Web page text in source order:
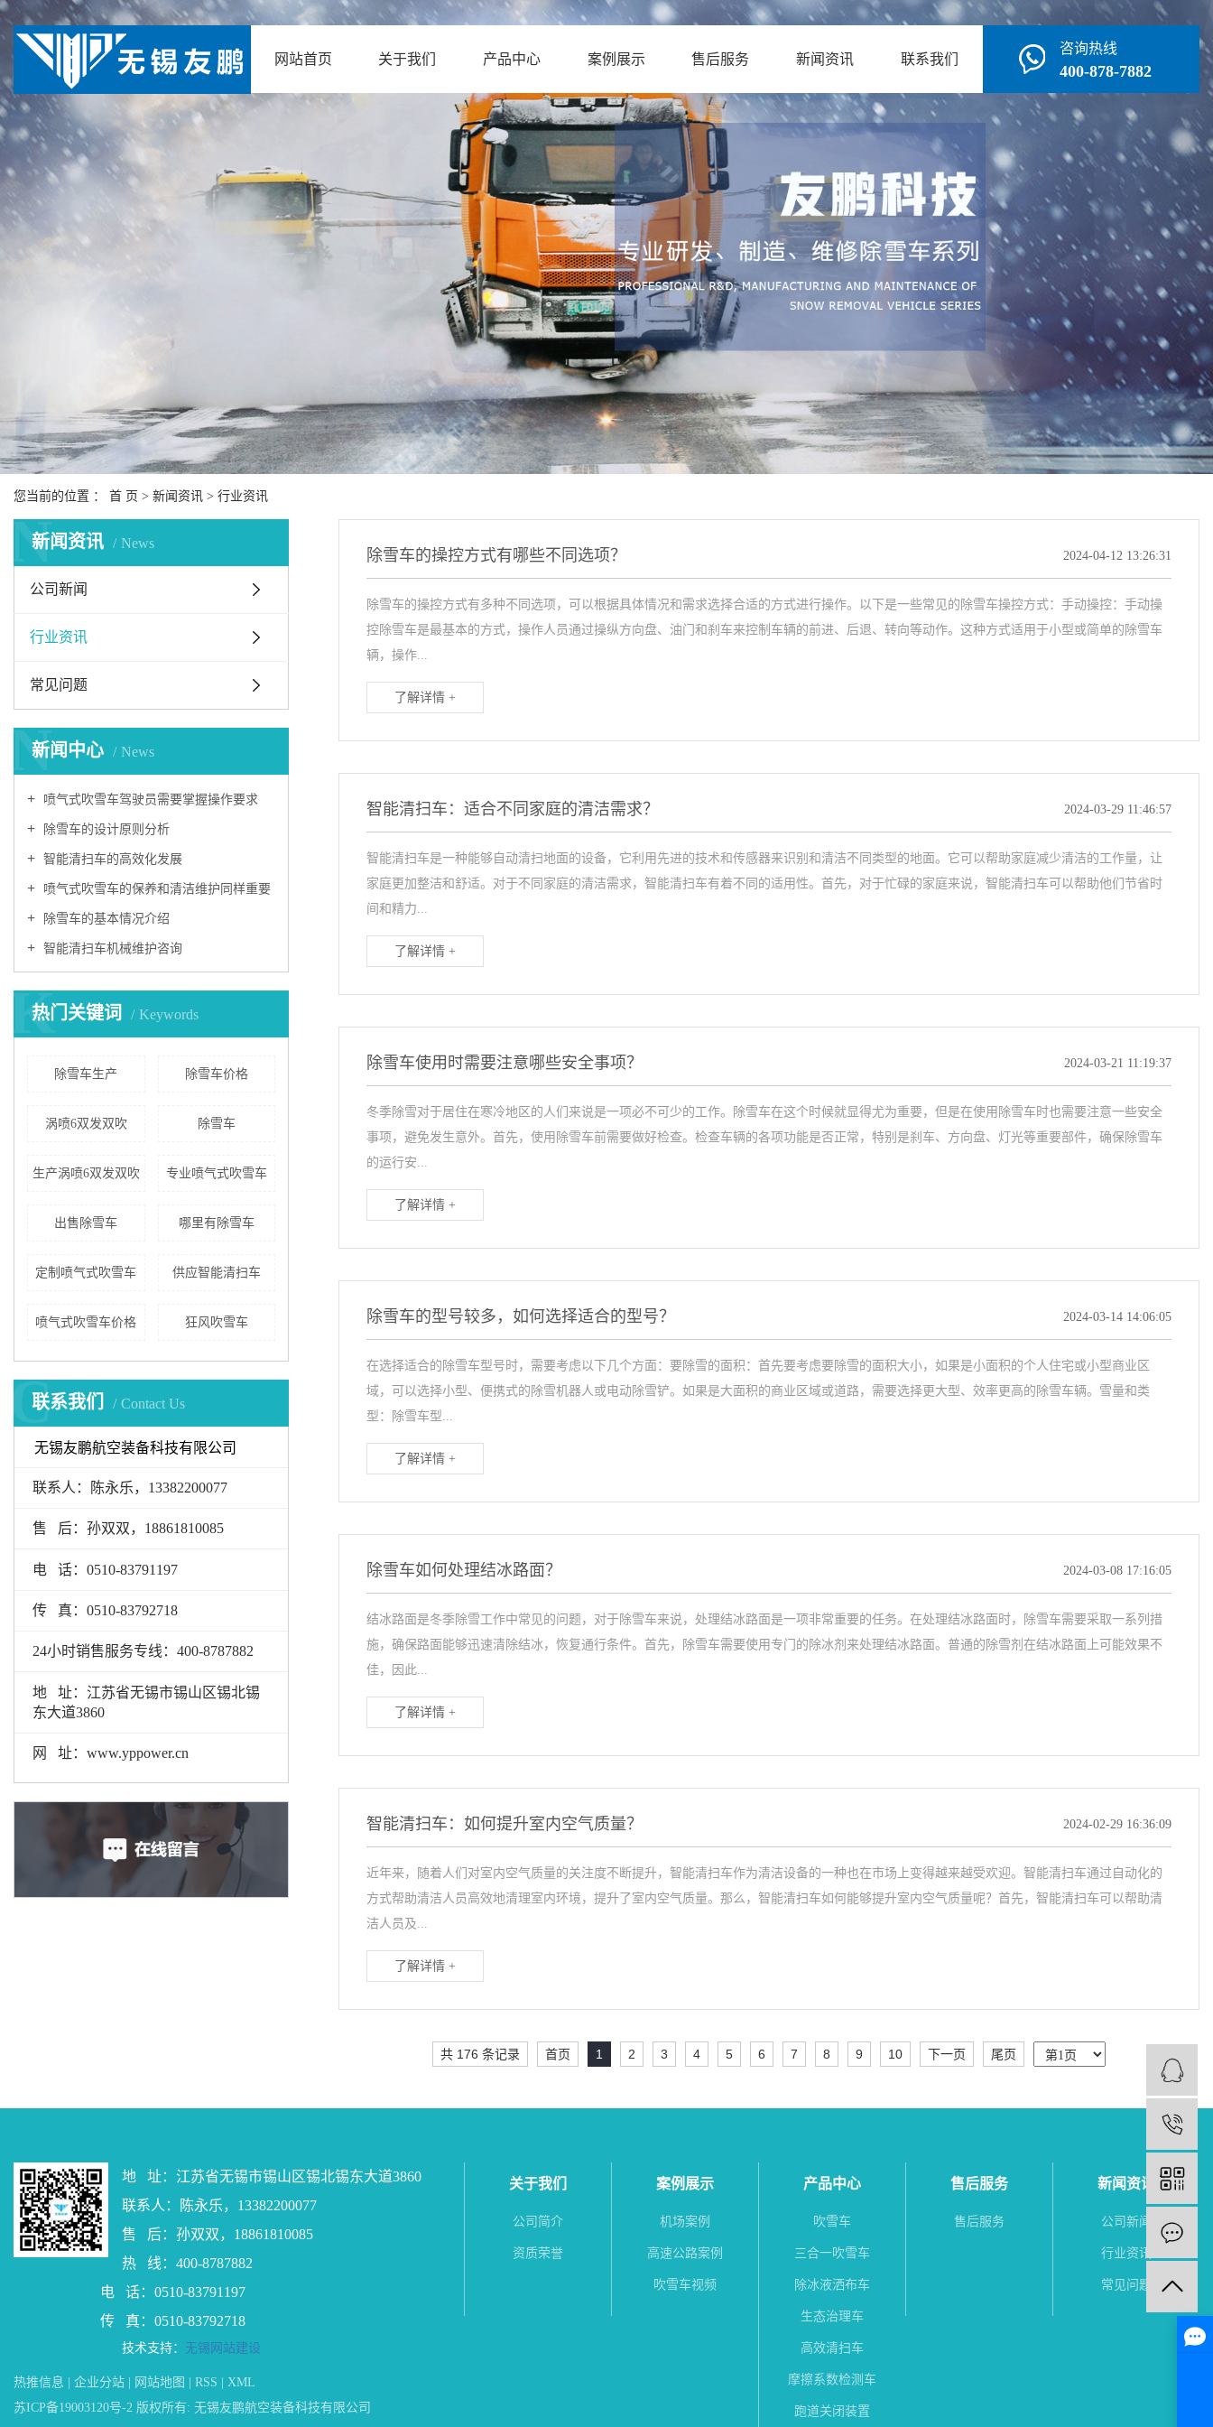
网站首页 关于我们 产品中心 案例展示 售后服务 新闻资讯 联系我们
咨询热线
400-878-7882
您当前的位置 ： 首 页 > 新闻资讯 > 行业资讯
新闻资讯 News
N
公司新闻
行业资讯
常见问题
新闻中心 News
N
喷气式吹雪车驾驶员需要掌握操作要求
除雪车的设计原则分析
智能清扫车的高效化发展
喷气式吹雪车的保养和清洁维护同样重要
除雪车的基本情况介绍
智能清扫车机械维护咨询
热门关键词 Keywords
K
除雪车生产 除雪车价格
涡喷6双发双吹 除雪车
生产涡喷6双发双吹 专业喷气式吹雪车
出售除雪车 哪里有除雪车
定制喷气式吹雪车 供应智能清扫车
喷气式吹雪车价格 狂风吹雪车
联系我们 Contact Us
C
无锡友鹏航空装备科技有限公司
联系人：陈永乐，13382200077
售 后：孙双双，18861810085
电 话：0510-83791197
传 真：0510-83792718
24小时销售服务专线：400-8787882
地 址：江苏省无锡市锡山区锡北锡
东大道3860
网 址：www.yppower.cn
除雪车的操控方式有哪些不同选项？ 2024-04-12 13:26:31
除雪车的操控方式有多种不同选项，可以根据具体情况和需求选择合适的方式进行操作。以下是一些常见的除雪车操控方式：手动操控：手动操
控除雪车是最基本的方式，操作人员通过操纵方向盘、油门和刹车来控制车辆的前进、后退、转向等动作。这种方式适用于小型或简单的除雪车
辆，操作...
了解详情 +
智能清扫车：适合不同家庭的清洁需求？ 2024-03-29 11:46:57
智能清扫车是一种能够自动清扫地面的设备，它利用先进的技术和传感器来识别和清洁不同类型的地面。它可以帮助家庭减少清洁的工作量，让
家庭更加整洁和舒适。对于不同家庭的清洁需求，智能清扫车有着不同的适用性。首先，对于忙碌的家庭来说，智能清扫车可以帮助他们节省时
间和精力...
了解详情 +
除雪车使用时需要注意哪些安全事项？ 2024-03-21 11:19:37
冬季除雪对于居住在寒冷地区的人们来说是一项必不可少的工作。除雪车在这个时候就显得尤为重要，但是在使用除雪车时也需要注意一些安全
事项，避免发生意外。首先，使用除雪车前需要做好检查。检查车辆的各项功能是否正常，特别是刹车、方向盘、灯光等重要部件，确保除雪车
的运行安...
了解详情 +
除雪车的型号较多，如何选择适合的型号？ 2024-03-14 14:06:05
在选择适合的除雪车型号时，需要考虑以下几个方面：要除雪的面积：首先要考虑要除雪的面积大小，如果是小面积的个人住宅或小型商业区
域，可以选择小型、便携式的除雪机器人或电动除雪铲。如果是大面积的商业区域或道路，需要选择更大型、效率更高的除雪车辆。雪量和类
型：除雪车型...
了解详情 +
除雪车如何处理结冰路面？ 2024-03-08 17:16:05
结冰路面是冬季除雪工作中常见的问题，对于除雪车来说，处理结冰路面是一项非常重要的任务。在处理结冰路面时，除雪车需要采取一系列措
施，确保路面能够迅速清除结冰，恢复通行条件。首先，除雪车需要使用专门的除冰剂来处理结冰路面。普通的除雪剂在结冰路面上可能效果不
佳，因此...
了解详情 +
智能清扫车：如何提升室内空气质量？ 2024-02-29 16:36:09
近年来，随着人们对室内空气质量的关注度不断提升，智能清扫车作为清洁设备的一种也在市场上变得越来越受欢迎。智能清扫车通过自动化的
方式帮助清洁人员高效地清理室内环境，提升了室内空气质量。那么，智能清扫车如何能够提升室内空气质量呢？首先，智能清扫车可以帮助清
洁人员及...
了解详情 +
共 176 条记录 首页 1 2 3 4 5 6 7 8 9 10 下一页 尾页
地 址：江苏省无锡市锡山区锡北锡东大道3860
联系人：陈永乐，13382200077
售 后：孙双双，18861810085
热 线：400-8787882
电 话：0510-83791197
传 真：0510-83792718
技术支持： 无锡网站建设
热推信息 | 企业分站 | 网站地图 | RSS | XML
苏ICP备19003120号-2 版权所有: 无锡友鹏航空装备科技有限公司
关于我们
公司简介
资质荣誉
案例展示
机场案例
高速公路案例
吹雪车视频
产品中心
吹雪车
三合一吹雪车
除冰液洒布车
生态治理车
高效清扫车
摩擦系数检测车
跑道关闭装置
售后服务
售后服务
新闻资讯
公司新闻
行业资讯
常见问题